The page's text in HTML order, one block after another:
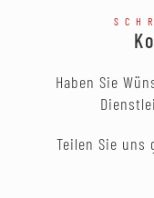
Haben Sie
Teilen Sie